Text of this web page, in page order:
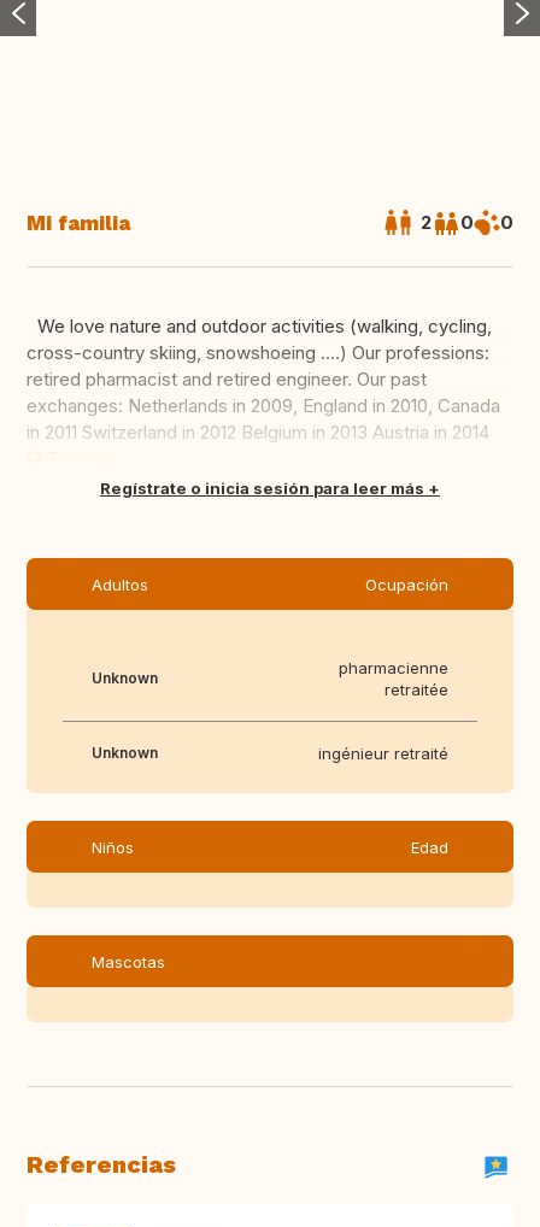
Mi familia 2 0 0
We love nature and outdoor activities (walking, cycling,
cross-country skiing, snowshoeing ....) Our professions:
retired pharmacist and retired engineer. Our past
exchanges: Netherlands in 2009, England in 2010, Canada
in 2011 Switzerland in 2012 Belgium in 2013 Austria in 2014
Regístrate o inicia sesión para leer más
Adultos Ocupación
Unknown
pharmacienne
retraitée
Unknown ingénieur retraité
Niños Edad
Mascotas
Referencias